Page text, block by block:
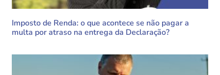
Imposto de Renda: o que acontece se não pagar a
multa por atraso na entrega da Declaração?